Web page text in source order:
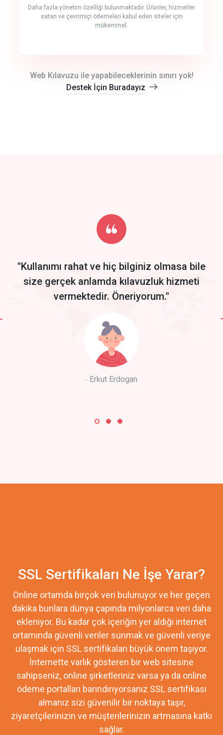
Daha fazla yönetim özelliği bulunmaktadır. Ürünler, hizmetler
satan ve çevrimiçi ödemeleri kabul eden siteler için
mükemmel.
Start by trying our service for 30 days free trial no credit card
required.
Web Kılavuzu ile yapabileceklerinin sınırı yok!
Destek İçin Buradayız
"Kullanımı rahat ve hiç bilginiz olmasa bile
size gerçek anlamda kılavuzluk hizmeti
vermektedir. Öneriyorum."
Erkut Erdogan
SSL Sertifikaları Ne İşe Yarar?
Online ortamda birçok veri bulunuyor ve her geçen
dakika bunlara dünya çapında milyonlarca veri daha
ekleniyor. Bu kadar çok içeriğin yer aldığı internet
ortamında güvenli veriler sunmak ve güvenli veriye
ulaşmak için SSL sertifikaları büyük önem taşıyor.
İnternette varlık gösteren bir web sitesine
sahipseniz, online şirketleriniz varsa ya da online
ödeme portalları barındırıyorsanız SSL sertifikası
almanız sizi güvenilir bir noktaya taşır,
ziyaretçilerinizin ve müşterilerinizin artmasına katkı
sağlar.